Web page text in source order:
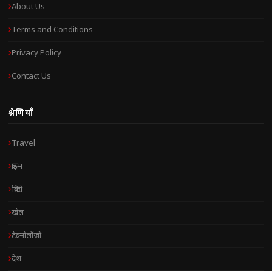
About Us
Terms and Conditions
Privacy Policy
Contact Us
श्रेणियाँ
Travel
क्राइम
क्रिप्टो
खेल
टेक्नोलॉजी
देश